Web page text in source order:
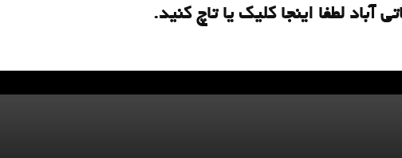
آباد لطفا اینجا کلیک یا تاچ کنید.